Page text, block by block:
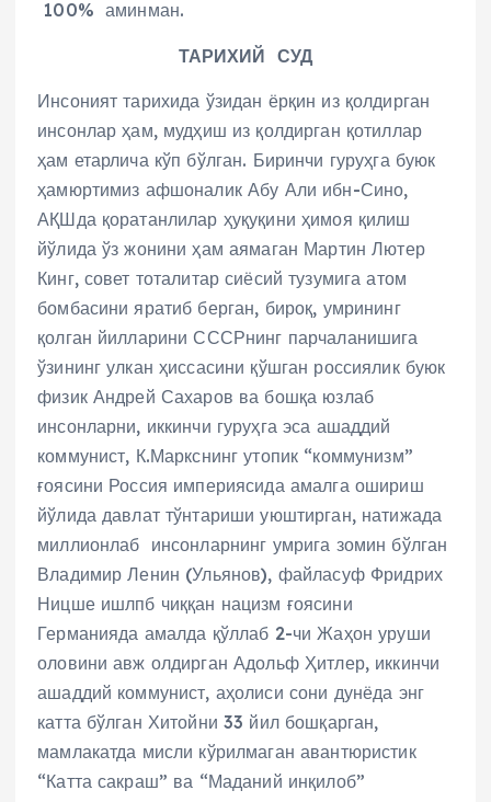
100% аминман.
ТАРИХИЙ СУД
Инсоният тарихида ўзидан ёрқин из қолдирган
инсонлар ҳам, мудҳиш из қолдирган қотиллар
ҳам етарлича кўп бўлган. Биринчи гуруҳга буюк
ҳамюртимиз афшоналик Абу Али ибн-Сино,
АҚШда қоратанлилар ҳуқуқини ҳимоя қилиш
йўлида ўз жонини ҳам аямаган Мартин Лютер
Кинг, совет тоталитар сиёсий тузумига атом
бомбасини яратиб берган, бироқ, умрининг
қолган йилларини СССРнинг парчаланишига
ўзининг улкан ҳиссасини қўшган россиялик буюк
физик Андрей Сахаров ва бошқа юзлаб
инсонларни, иккинчи гуруҳга эса ашаддий
коммунист, К.Маркснинг утопик “коммунизм”
ғоясини Россия империясида амалга ошириш
йўлида давлат тўнтариши уюштирган, натижада
миллионлаб инсонларнинг умрига зомин бўлган
Владимир Ленин (Ульянов), файласуф Фридрих
Ницше ишлпб чиққан нацизм ғоясини
Германияда амалда қўллаб 2-чи Жаҳон уруши
оловини авж олдирган Адольф Ҳитлер, иккинчи
ашаддий коммунист, аҳолиси сони дунёда энг
катта бўлган Хитойни 33 йил бошқарган,
мамлакатда мисли кўрилмаган авантюристик
“Катта сакраш” ва “Маданий инқилоб”